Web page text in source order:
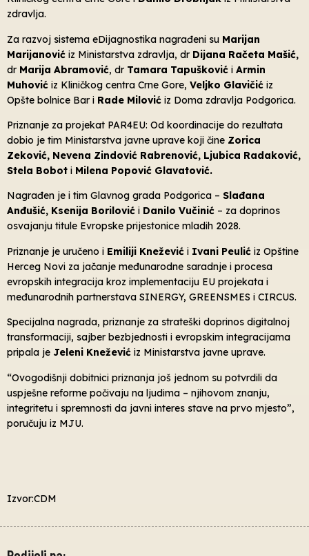
zdravlja.
Za razvoj sistema eDijagnostika nagrađeni su Marijan
Marijanović iz Ministarstva zdravlja, dr Dijana Račeta Mašić,
dr Marija Abramović, dr Tamara Tapušković i Armin
Muhović iz Kliničkog centra Crne Gore, Veljko Glavičić iz
Opšte bolnice Bar i Rade Milović iz Doma zdravlja Podgorica.
Priznanje za projekat PAR4EU: Od koordinacije do rezultata
dobio je tim Ministarstva javne uprave koji čine Zorica
Zeković, Nevena Zindović Rabrenović, Ljubica Radaković,
Stela Bobot i Milena Popović Glavatović.
Nagrađen je i tim Glavnog grada Podgorica – Slađana
Anđušić, Ksenija Borilović i Danilo Vučinić – za doprinos
osvajanju titule Evropske prijestonice mladih 2028.
Priznanje je uručeno i Emiliji Knežević i Ivani Peulić iz Opštine
Herceg Novi za jačanje međunarodne saradnje i procesa
evropskih integracija kroz implementaciju EU projekata i
međunarodnih partnerstava SINERGY, GREENSMES i CIRCUS.
Specijalna nagrada, priznanje za strateški doprinos digitalnoj
transformaciji, sajber bezbjednosti i evropskim integracijama
pripala je Jeleni Knežević iz Ministarstva javne uprave.
“Ovogodišnji dobitnici priznanja još jednom su potvrdili da
uspješne reforme počivaju na ljudima – njihovom znanju,
integritetu i spremnosti da javni interes stave na prvo mjesto”,
poručuju iz MJU.
Izvor:CDM